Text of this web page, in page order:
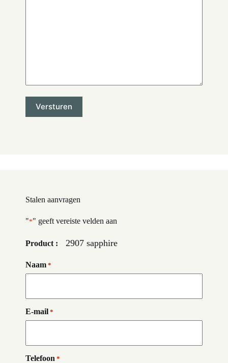
Stalen aanvragen
"*" geeft vereiste velden aan
Product : 2907 sapphire
Naam *
E-mail *
Telefoon *